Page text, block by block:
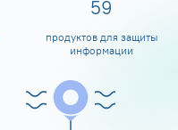
60
продуктов для защиты
информации